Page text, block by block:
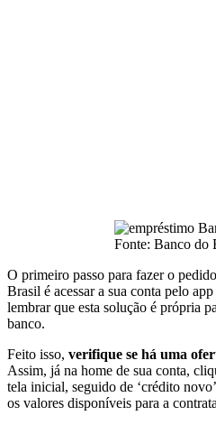
Fonte: Banco do
O primeiro passo para fazer o
Brasil é acessar a sua conta pelo
lembrar que esta solução é própria
banco.
Feito isso, verifique se há uma
Assim, já na home de sua conta,
tela inicial, seguido de ‘crédito
os valores disponíveis para a